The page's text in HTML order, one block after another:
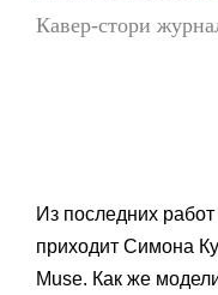
Кавер-стори
Из последних
приходит Симона
Muse. Как же